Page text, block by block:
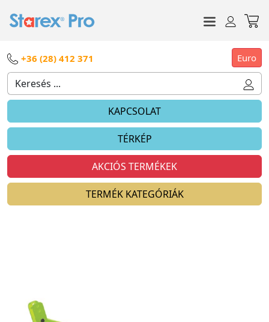
+36 (28) 412 371 Euro
KAPCSOLAT
TÉRKÉP
AKCIÓS TERMÉKEK
TERMÉK KATEGÓRIÁK